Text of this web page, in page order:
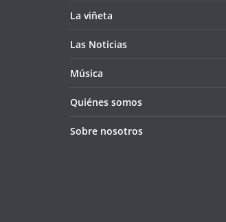
La viñeta
Las Noticias
Música
Quiénes somos
Sobre nosotros